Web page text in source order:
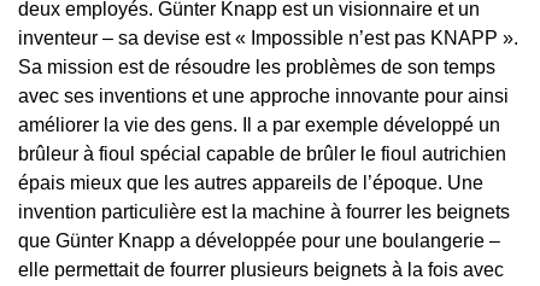
deux employés. Günter Knapp est un visionnaire et un
inventeur – sa devise est « Impossible n’est pas KNAPP ».
Sa mission est de résoudre les problèmes de son temps
avec ses inventions et une approche innovante pour ainsi
améliorer la vie des gens. Il a par exemple développé un
brûleur à fioul spécial capable de brûler le fioul autrichien
épais mieux que les autres appareils de l’époque. Une
invention particulière est la machine à fourrer les beignets
que Günter Knapp a développée pour une boulangerie –
elle permettait de fourrer plusieurs beignets à la fois avec